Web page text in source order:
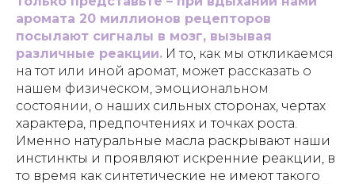
аромата 20 миллионов рецепторов
посылают сигналы в мозг, вызывая
различные реакции. И то, как мы откликаемся
на тот или иной аромат, может рассказать о
нашем физическом, эмоциональном
состоянии, о наших сильных сторонах, чертах
характера, предпочтениях и точках роста.
Именно натуральные масла раскрывают наши
инстинкты и проявляют искренние реакции, в
то время как синтетические не имеют такого